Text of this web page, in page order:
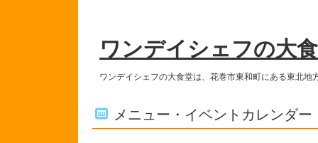
ワンデイシェフの大
ワンデイシェフの大食堂は、花巻市東和町にある東北
メニュー・イベントカレンダ